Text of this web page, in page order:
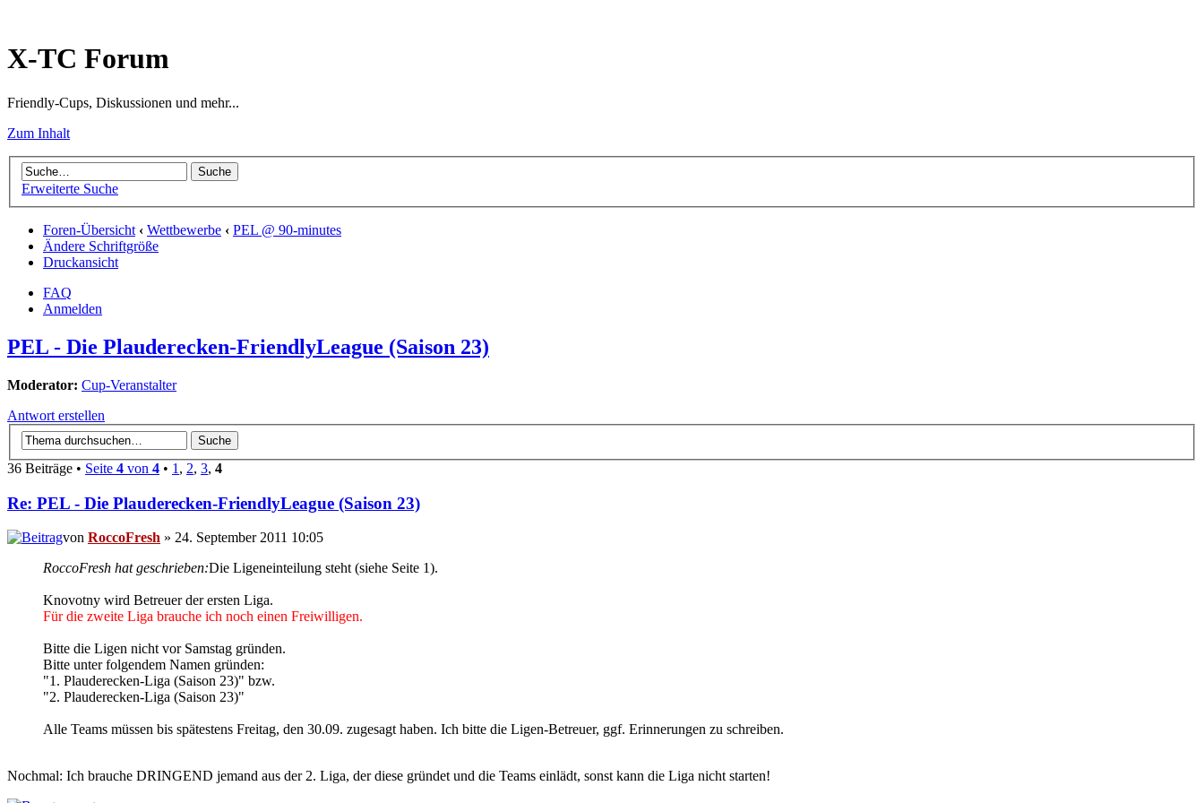
X-TC Forum
Friendly-Cups, Diskussionen und mehr...
Zum Inhalt
Erweiterte Suche
Foren-Übersicht ‹ Wettbewerbe ‹ PEL @ 90-minutes
Ändere Schriftgröße
Druckansicht
FAQ
Anmelden
PEL - Die Plauderecken-FriendlyLeague (Saison 23)
Moderator: Cup-Veranstalter
Antwort erstellen
36 Beiträge • Seite 4 von 4 • 1 , 2, 3, 4
Re: PEL - Die Plauderecken-FriendlyLeague (Saison 23)
von RoccoFresh » 24. September 2011 10:05
RoccoFresh hat geschrieben:Die Ligeneinteilung steht (siehe Seite 1).
Knovotny wird Betreuer der ersten Liga.
Für die zweite Liga brauche ich noch einen Freiwilligen.
Bitte die Ligen nicht vor Samstag gründen.
Bitte unter folgendem Namen gründen:
"1. Plauderecken-Liga (Saison 23)" bzw.
"2. Plauderecken-Liga (Saison 23)"
Alle Teams müssen bis spätestens Freitag, den 30.09. zugesagt haben. Ich bitte die Ligen-Betreuer, ggf. Erinnerungen zu schreiben.
Nochmal: Ich brauche DRINGEND jemand aus der 2. Liga, der diese gründet und die Teams einlädt, sonst kann die Liga nicht starten!